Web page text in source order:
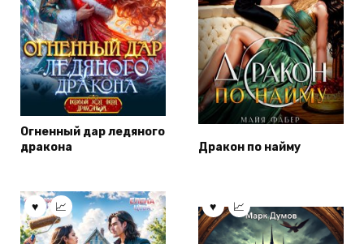
Огненный дар ледяного
дракона
Дракон по найму